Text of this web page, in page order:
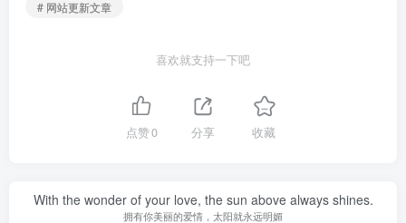
# 网站更新文章
喜欢就支持一下吧
点赞0 分享 收藏
With the wonder of your love, the sun above always shines.
拥有你美丽的爱情，太阳就永远明媚